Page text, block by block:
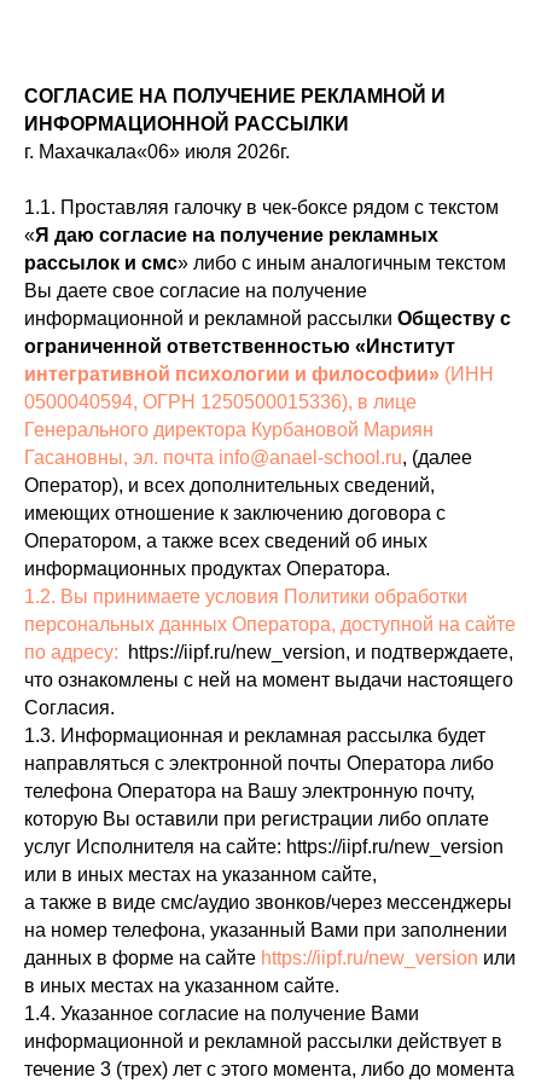
СОГЛАСИЕ НА ПОЛУЧЕНИЕ РЕКЛАМНОЙ И
ИНФОРМАЦИОННОЙ РАССЫЛКИ
г. Махачкала«06» июля 2026г.
1.1. Проставляя галочку в чек-боксе рядом с текстом
«Я даю согласие на получение рекламных
рассылок и смс» либо с иным аналогичным текстом
Вы даете свое согласие на получение
информационной и рекламной рассылки Обществу с
ограниченной ответственностью «Институт
интегративной психологии и философии» (ИНН
0500040594, ОГРН 1250500015336), в лице
Генерального директора Курбановой Мариян
Гасановны, эл. почта info@anael-school.ru, (далее
Оператор), и всех дополнительных сведений,
имеющих отношение к заключению договора с
Оператором, а также всех сведений об иных
информационных продуктах Оператора.
1.2. Вы принимаете условия Политики обработки
персональных данных Оператора, доступной на сайте
по адресу:
https://iipf.ru/new_version, и подтверждаете,
что ознакомлены с ней на момент выдачи настоящего
Согласия.
1.3. Информационная и рекламная рассылка будет
направляться с электронной почты Оператора либо
телефона Оператора на Вашу электронную почту,
которую Вы оставили при регистрации либо оплате
услуг Исполнителя на сайте: https://iipf.ru/new_version
или в иных местах на указанном сайте,
а также в виде смс/аудио звонков/через мессенджеры
на номер телефона, указанный Вами при заполнении
данных в форме на сайте https://iipf.ru/new_version или
в иных местах на указанном сайте.
1.4. Указанное согласие на получение Вами
информационной и рекламной рассылки действует в
течение 3 (трех) лет с этого момента, либо до момента